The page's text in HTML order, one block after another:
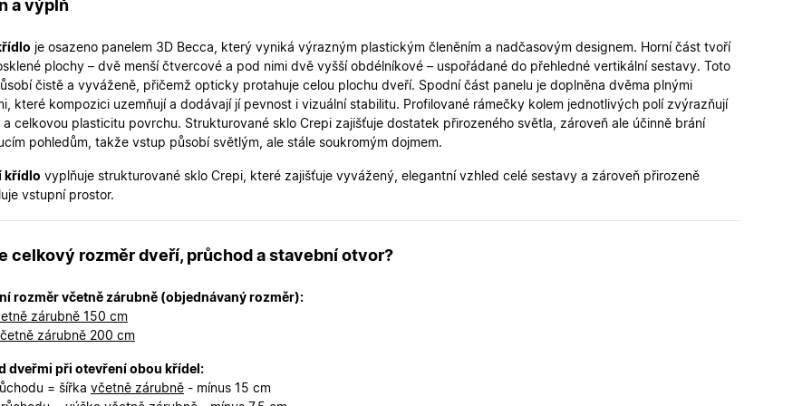
a výplň
je osazeno panelem 3D Becca, který vyniká výrazným plastickým členěním a nadčasovým designem. Horní část tvoří
plochy – dvě menší čtvercové a pod nimi dvě vyšší obdélníkové – uspořádané do přehledné vertikální sestavy. Toto
čistě a vyváženě, přičemž opticky protahuje celou plochu dveří. Spodní část panelu je doplněna dvěma plnými
které kompozici uzemňují a dodávají jí pevnost i vizuální stabilitu. Profilované rámečky kolem jednotlivých polí zvýrazňují
a celkovou plasticitu povrchu. Strukturované sklo Crepi zajišťuje dostatek přirozeného světla, zároveň ale účinně brání
pohledům, takže vstup působí světlým, ale stále soukromým dojmem.
křídlo vyplňuje strukturované sklo Crepi, které zajišťuje vyvážený, elegantní vzhled celé sestavy a zároveň přirozeně
vstupní prostor.
celkový rozměr dveří, průchod a stavební otvor?
rozměr včetně zárubně (objednávaný rozměr):
zárubně 150 cm
zárubně 200 cm
dveřmi při otevření obou křídel:
= šířka včetně zárubně - mínus 15 cm
týden
zajišťuje konzistentní uživatelský zážitek.
Cloudflare Inc.
.heureka.cz
29
minut
59
sekund
Tento soubor cookie se používá k rozlišení mezi lidmi a roboty. To
je pro web přínosné, aby bylo možné podávat platné zprávy o
používání jejich webových stránek.
CookieScript
.oknadverenamiru.cz
5
měsíců
týdny
Tento soubor cookie používá služba Cookie-Script.com k
zapamatování předvoleb souhlasu se soubory cookie návštěvníků.
.oknadverenamiru.cz
zákaznické skupiny pro zobrazení správných cen a obsahu.
košíku pro nepřihlášené uživatele.
.oknadverenamiru.cz
Poskytovatel
Poskytovatel / Doména Vyprší
Popis
Zásadách ochrany osobních údajů společnosti Google